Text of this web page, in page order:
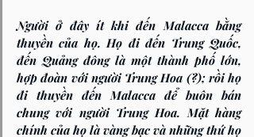
Người ở đây ít khi đến Malacca bằng
thuyền của họ. Họ đi đến Trung Quốc,
đến Quảng đông là một thành phố lớn,
hợp đoàn với người Trung Hoa (?); rồi họ
đi thuyền đến Malacca để buôn bán
chung với người Trung Hoa. Mặt hàng
chính của họ là vàng bạc và những thứ họ